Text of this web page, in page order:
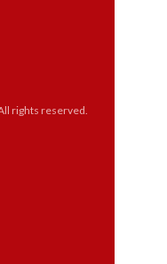
rights reserved.